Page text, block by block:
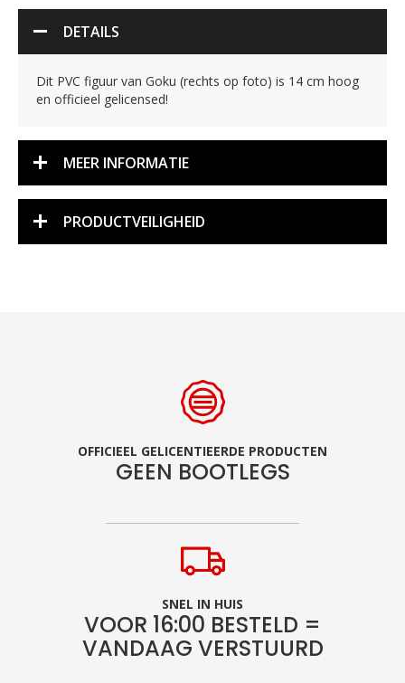
DETAILS
Dit PVC figuur van Goku (rechts op foto) is 14 cm hoog
en officieel gelicensed!
MEER INFORMATIE
PRODUCTVEILIGHEID
OFFICIEEL GELICENTIEERDE PRODUCTEN
GEEN BOOTLEGS
SNEL IN HUIS
VOOR 16:00 BESTELD =
VANDAAG VERSTUURD